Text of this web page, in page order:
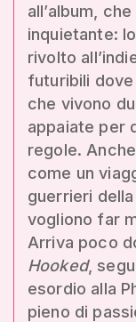
all’album,
inquietante:
rivolto
futuribili dove
che vivono
appaiate per
regole. Anche
come un
guerrieri
vogliono far
Arriva poco
Hooked,
esordio alla
pieno di